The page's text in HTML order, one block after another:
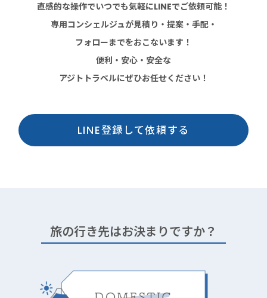
直感的な操作でいつでも気軽にLINEでご依頼可能！
専用コンシェルジュが見積り・提案・手配・
フォローまでをおこないます！
便利・安心・安全な
アジトトラベルにぜひお任せください！
LINE登録して依頼する
旅の行き先はお決まりですか？